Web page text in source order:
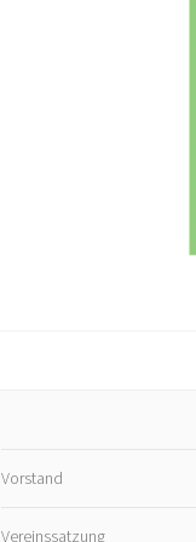
Vorstand
Vereinssatzung